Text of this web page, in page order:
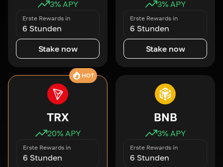
3% APY
Erste Rewards in
6 Stunden
Stake now
3% APY
Erste Rewards in
6 Stunden
Stake now
HOT
TRX
20% APY
Erste Rewards in
6 Stunden
BNB
3% APY
Erste Rewards in
6 Stunden